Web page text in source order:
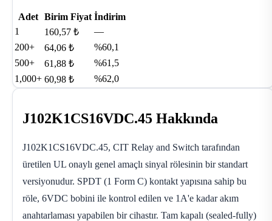
Adet Birim Fiyat İndirim
1
160,57 ₺
—
200+
64,06 ₺
%60,1
500+
61,88 ₺
%61,5
1,000+ 60,98 ₺ %62,0
J102K1CS16VDC.45 Hakkında
J102K1CS16VDC.45, CIT Relay and Switch tarafından
üretilen UL onaylı genel amaçlı sinyal rölesinin bir standart
versiyonudur. SPDT (1 Form C) kontakt yapısına sahip bu
röle, 6VDC bobini ile kontrol edilen ve 1A'e kadar akım
anahtarlaması yapabilen bir cihastır. Tam kapalı (sealed-fully)